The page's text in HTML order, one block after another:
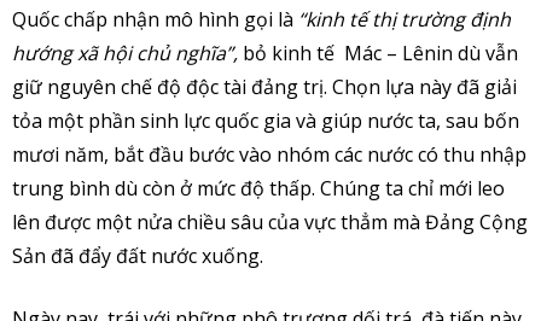
Quốc chấp nhận mô hình gọi là “kinh tế thị trường định
hướng xã hội chủ nghĩa”, bỏ kinh tế Mác – Lênin dù vẫn
giữ nguyên chế độ độc tài đảng trị. Chọn lựa này đã giải
tỏa một phần sinh lực quốc gia và giúp nước ta, sau bốn
mươi năm, bắt đầu bước vào nhóm các nước có thu nhập
trung bình dù còn ở mức độ thấp. Chúng ta chỉ mới leo
lên được một nửa chiều sâu của vực thẳm mà Đảng Cộng
Sản đã đẩy đất nước xuống.